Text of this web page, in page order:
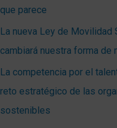
que parece
La nueva Ley de Movilidad
cambiará nuestra forma de
La competencia por el
reto estratégico de las
sostenibles